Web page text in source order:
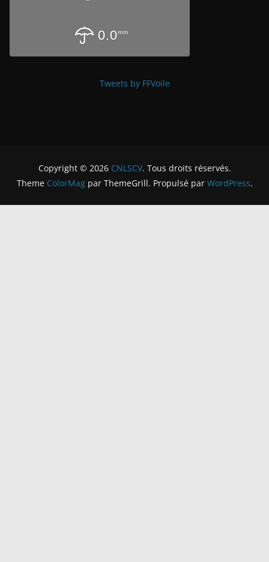
0.0mm
Tweets by FFVoile
Copyright © 2026 CNLSCV. Tous droits réservés.
Theme ColorMagpar ThemeGrill. Propulsé par WordPress.